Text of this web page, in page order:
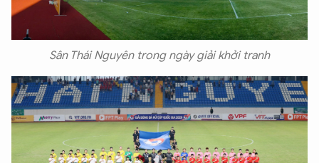
Sân Thái Nguyên trong ngày giải khởi tranh